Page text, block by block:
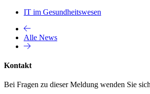
IT im Gesundheitswesen
Alle News
Kontakt
Bei Fragen zu dieser Meldung wenden Sie